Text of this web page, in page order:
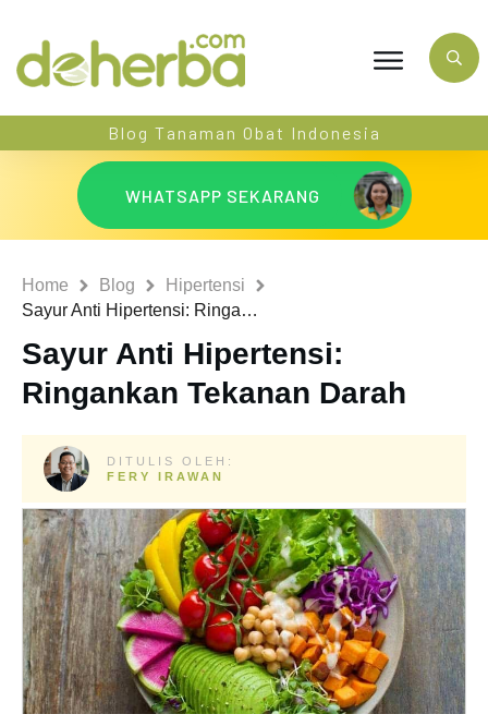
Blog Tanaman Obat Indonesia
WHATSAPP SEKARANG
Home Blog
Hipertensi
Sayur Anti Hipertensi: Ringankan Tekanan Darah
Sayur Anti Hipertensi:
Ringankan Tekanan Darah
DITULIS OLEH:
FERY IRAWAN